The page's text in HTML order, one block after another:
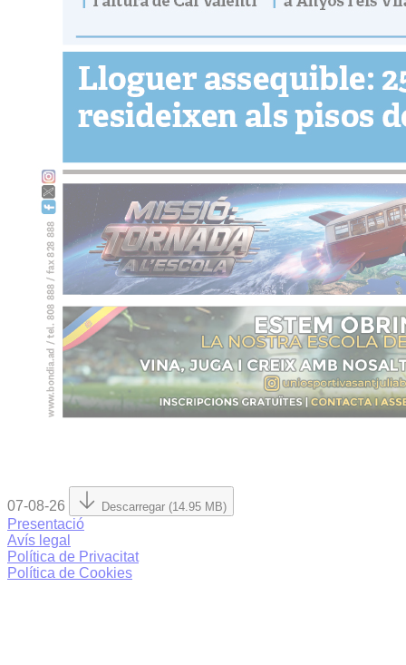
07-08-26 Descarregar (14.95 MB)
Presentació
Avís legal
Política de Privacitat
Política de Cookies